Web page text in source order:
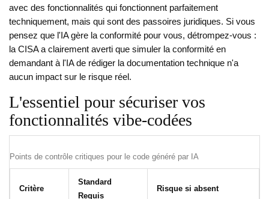
avec des fonctionnalités qui fonctionnent parfaitement
techniquement, mais qui sont des passoires juridiques. Si vous
pensez que l'IA gère la conformité pour vous, détrompez-vous :
la CISA a clairement averti que simuler la conformité en
demandant à l'IA de rédiger la documentation technique n'a
aucun impact sur le risque réel.
L'essentiel pour sécuriser vos
fonctionnalités vibe-codées
Points de contrôle critiques pour le code généré par IA
Critère
Standard
Requis
Risque si absent